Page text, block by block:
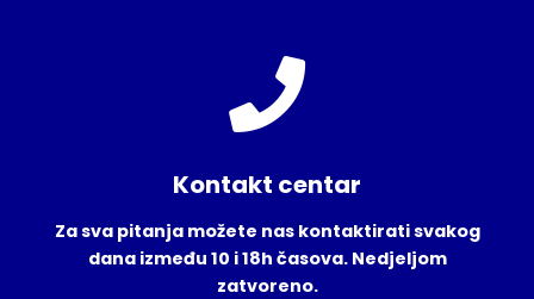
Kontakt centar
Za sva pitanja možete nas kontaktirati svakog
dana između 10 i 18h časova. Nedjeljom
zatvoreno.